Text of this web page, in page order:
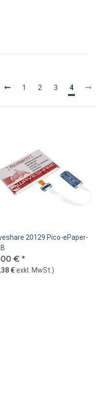
1 2 3 4
20129 Pico-ePaper-
€ *
€exkl. MwSt. )